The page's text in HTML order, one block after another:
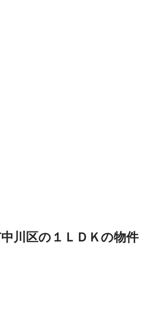
川区の１ＬＤＫの物件